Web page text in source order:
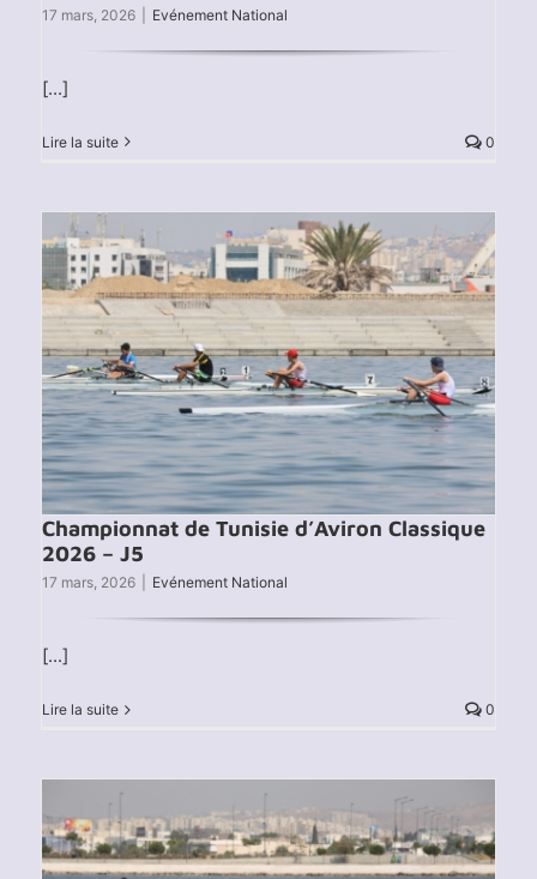
17 mars, 2026 Evénement National
[...]
Lire la suite 0
Championnat de Tunisie d’Aviron Classique
2026 – J5
17 mars, 2026 Evénement National
[...]
Lire la suite 0